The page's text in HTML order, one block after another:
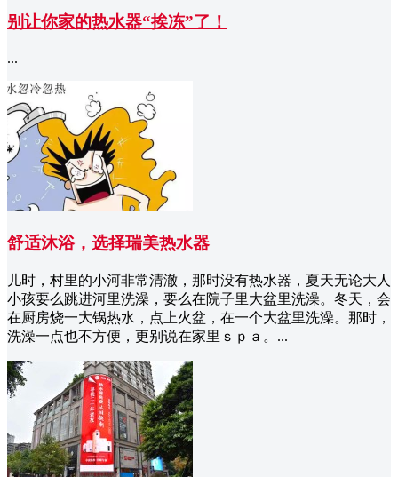
别让你家的热水器“挨冻”了！
...
舒适沐浴，选择瑞美热水器
儿时，村里的小河非常清澈，那时没有热水器，夏天无论大人
小孩要么跳进河里洗澡，要么在院子里大盆里洗澡。冬天，会
在厨房烧一大锅热水，点上火盆，在一个大盆里洗澡。那时，
洗澡一点也不方便，更别说在家里ｓｐａ。...